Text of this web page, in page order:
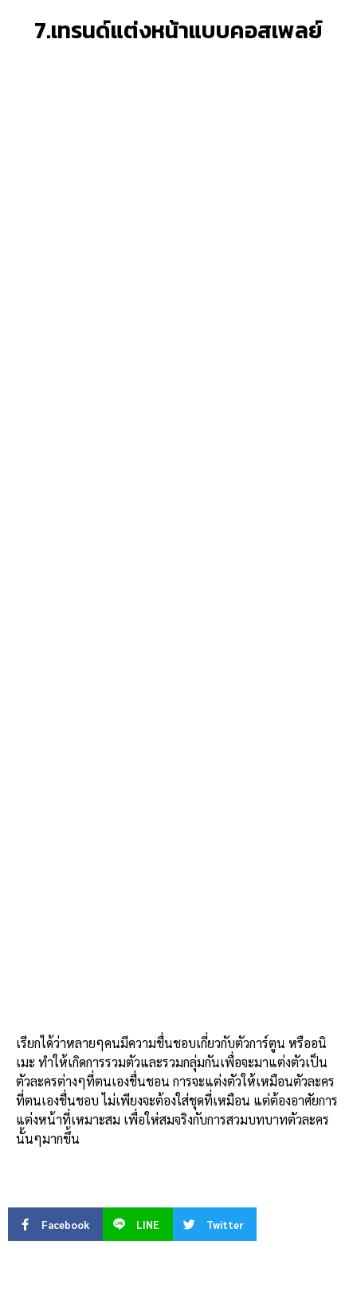
7.เทรนด์แต่งหน้าแบบคอสเพลย์
เรียกได้ว่าหลายๆคนมีความชื่นชอบเกี่ยวกับตัวการ์ตูน หรืออนิ
เมะ ทำให้เกิดการรวมตัวและรวมกลุ่มกันเพื่อจะมาแต่งตัวเป็น
ตัวละครต่างๆที่ตนเองชื่นชอน การจะแต่งตัวให้เหมือนตัวละคร
ที่ตนเองชื่นชอบ ไม่เพียงจะต้องใส่ชุดที่เหมือน แต่ต้องอาศัยการ
แต่งหน้าที่เหมาะสม เพื่อให่สมจริงกับการสวมบทบาทตัวละคร
นั้นๆมากขึ้น
Facebook LINE Twitter